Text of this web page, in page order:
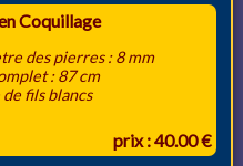
Coquillage
des pierres : 8 mm
: 87 cm
de fils blancs
prix : 40.00 €